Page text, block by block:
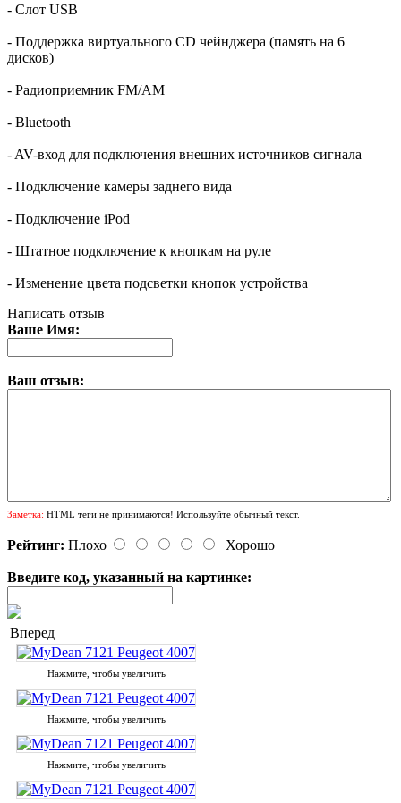
- Слот USB
- Поддержка виртуального CD чейнджера (память на 6
дисков)
- Радиоприемник FM/AM
- Bluetooth
- AV-вход для подключения внешних источников сигнала
- Подключение камеры заднего вида
- Подключение iPod
- Штатное подключение к кнопкам на руле
- Изменение цвета подсветки кнопок устройства
Написать отзыв
Ваше Имя:
Ваш отзыв:
Заметка: HTML теги не принимаются! Используйте обычный текст.
Рейтинг: Плохо Хорошо
Введите код, указанный на картинке:
Вперед
Нажмите, чтобы увеличить
Нажмите, чтобы увеличить
Нажмите, чтобы увеличить